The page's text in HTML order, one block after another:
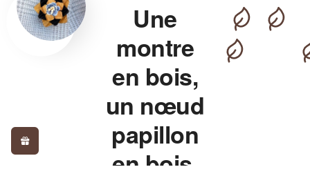
Une
montre
en bois,
un nœud
papillon
en bois,